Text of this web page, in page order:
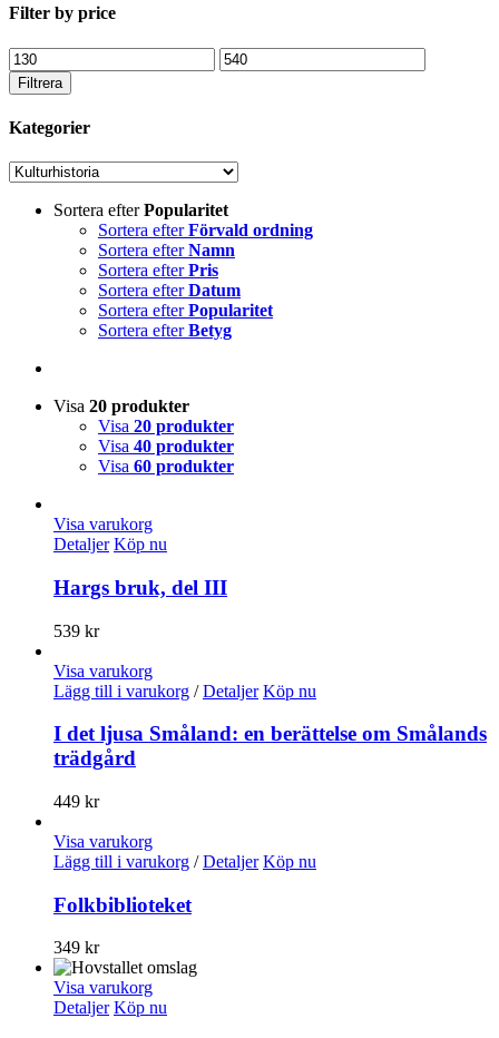
Filter by price
Min
pris
Max
pris
Filtrera
Kategorier
Sortera efterPopularitet
Sortera efterFörvald ordning
Sortera efterNamn
Sortera efterPris
Sortera efterDatum
Sortera efterPopularitet
Sortera efterBetyg
Visa 20 produkter
Visa 20 produkter
Visa 40 produkter
Visa 60 produkter
Visa varukorg
Detaljer Köp nu
Hargs bruk, del III
539 kr
Visa varukorg
Lägg till i varukorg / Detaljer Köp nu
I det ljusa Småland: en berättelse om Smålands
trädgård
449 kr
Visa varukorg
Lägg till i varukorg / Detaljer Köp nu
Folkbiblioteket
349 kr
Visa varukorg
Detaljer Köp nu